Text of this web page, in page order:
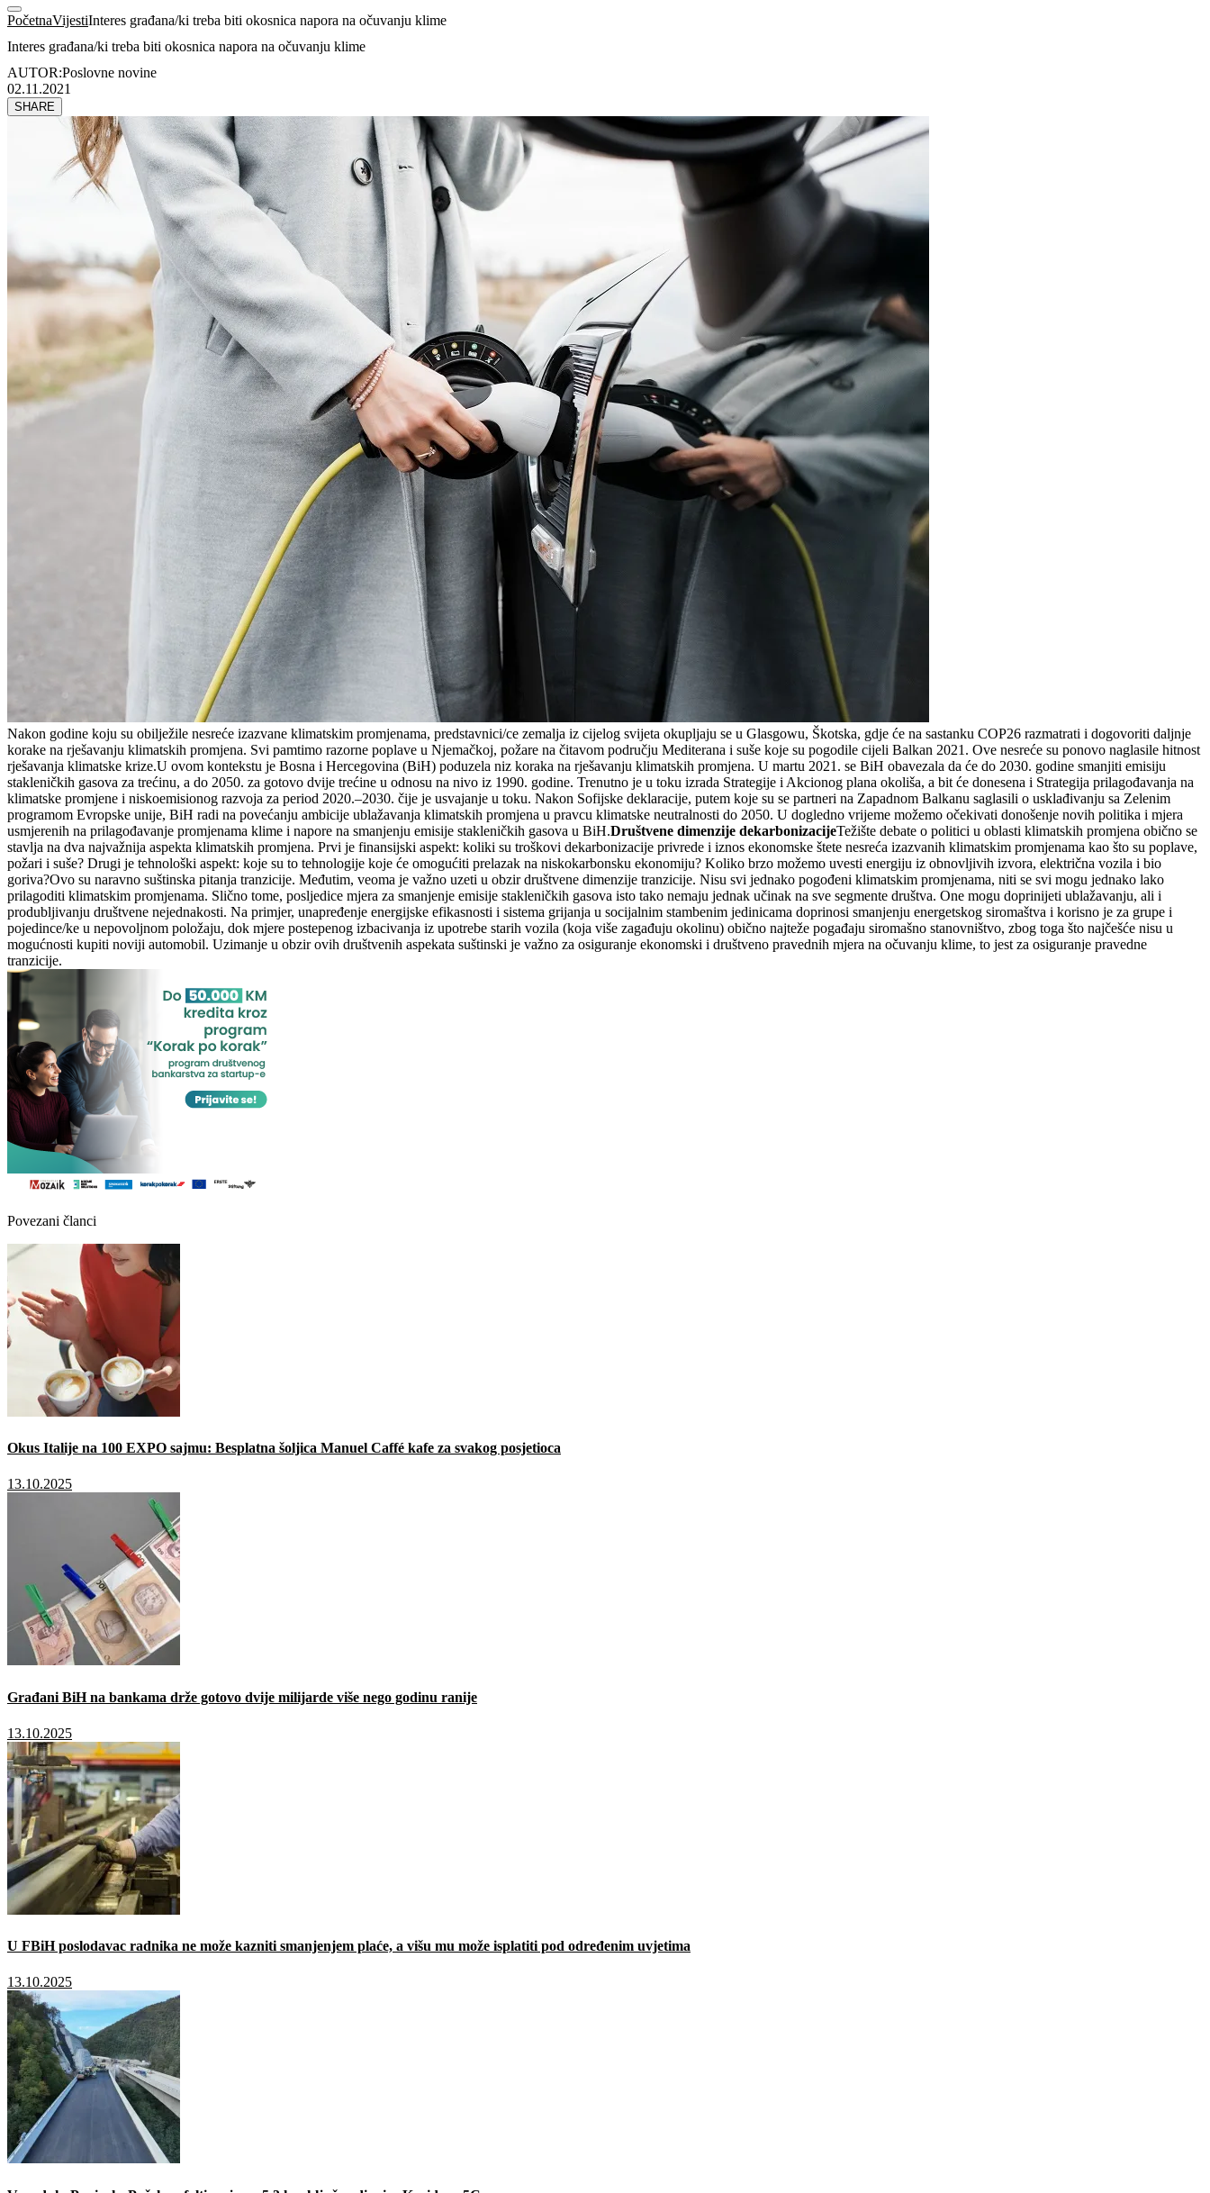
PočetnaVijestiInteres građana/ki treba biti okosnica napora na očuvanju klime
Interes građana/ki treba biti okosnica napora na očuvanju klime
AUTOR:Poslovne novine
02.11.2021
SHARE
Nakon godine koju su obilježile nesreće izazvane klimatskim promjenama, predstavnici/ce zemalja iz cijelog svijeta okupljaju se u Glasgowu, Škotska, gdje će na sastanku COP26 razmatrati i dogovoriti daljnje
korake na rješavanju klimatskih promjena. Svi pamtimo razorne poplave u Njemačkoj, požare na čitavom području Mediterana i suše koje su pogodile cijeli Balkan 2021. Ove nesreće su ponovo naglasile hitnost
rješavanja klimatske krize.U ovom kontekstu je Bosna i Hercegovina (BiH) poduzela niz koraka na rješavanju klimatskih promjena. U martu 2021. se BiH obavezala da će do 2030. godine smanjiti emisiju
stakleničkih gasova za trećinu, a do 2050. za gotovo dvije trećine u odnosu na nivo iz 1990. godine. Trenutno je u toku izrada Strategije i Akcionog plana okoliša, a bit će donesena i Strategija prilagođavanja na
klimatske promjene i niskoemisionog razvoja za period 2020.–2030. čije je usvajanje u toku. Nakon Sofijske deklaracije, putem koje su se partneri na Zapadnom Balkanu saglasili o usklađivanju sa Zelenim
programom Evropske unije, BiH radi na povećanju ambicije ublažavanja klimatskih promjena u pravcu klimatske neutralnosti do 2050. U dogledno vrijeme možemo očekivati donošenje novih politika i mjera
usmjerenih na prilagođavanje promjenama klime i napore na smanjenju emisije stakleničkih gasova u BiH.Društvene dimenzije dekarbonizacijeTežište debate o politici u oblasti klimatskih promjena obično se
stavlja na dva najvažnija aspekta klimatskih promjena. Prvi je finansijski aspekt: koliki su troškovi dekarbonizacije privrede i iznos ekonomske štete nesreća izazvanih klimatskim promjenama kao što su poplave,
požari i suše? Drugi je tehnološki aspekt: koje su to tehnologije koje će omogućiti prelazak na niskokarbonsku ekonomiju? Koliko brzo možemo uvesti energiju iz obnovljivih izvora, električna vozila i bio
goriva?Ovo su naravno suštinska pitanja tranzicije. Međutim, veoma je važno uzeti u obzir društvene dimenzije tranzicije. Nisu svi jednako pogođeni klimatskim promjenama, niti se svi mogu jednako lako
prilagoditi klimatskim promjenama. Slično tome, posljedice mjera za smanjenje emisije stakleničkih gasova isto tako nemaju jednak učinak na sve segmente društva. One mogu doprinijeti ublažavanju, ali i
produbljivanju društvene nejednakosti. Na primjer, unapređenje energijske efikasnosti i sistema grijanja u socijalnim stambenim jedinicama doprinosi smanjenju energetskog siromaštva i korisno je za grupe i
pojedince/ke u nepovoljnom položaju, dok mjere postepenog izbacivanja iz upotrebe starih vozila (koja više zagađuju okolinu) obično najteže pogađaju siromašno stanovništvo, zbog toga što najčešće nisu u
mogućnosti kupiti noviji automobil. Uzimanje u obzir ovih društvenih aspekata suštinski je važno za osiguranje ekonomski i društveno pravednih mjera na očuvanju klime, to jest za osiguranje pravedne
tranzicije.
Povezani članci
Okus Italije na 100 EXPO sajmu: Besplatna šoljica Manuel Caffé kafe za svakog posjetioca
13.10.2025
Građani BiH na bankama drže gotovo dvije milijarde više nego godinu ranije
13.10.2025
U FBiH poslodavac radnika ne može kazniti smanjenjem plaće, a višu mu može isplatiti pod određenim uvjetima
13.10.2025